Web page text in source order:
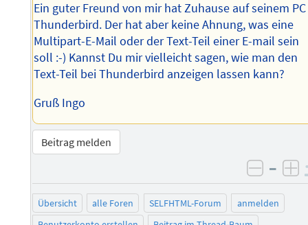
Ein guter Freund von mir hat Zuhause auf seinem PC
Thunderbird. Der hat aber keine Ahnung, was eine
Multipart-E-Mail oder der Text-Teil einer E-mail sein
soll :-) Kannst Du mir vielleicht sagen, wie man den
Text-Teil bei Thunderbird anzeigen lassen kann?
Gruß Ingo
Beitrag melden
–
Übersicht alle Foren SELFHTML-Forum
anmelden